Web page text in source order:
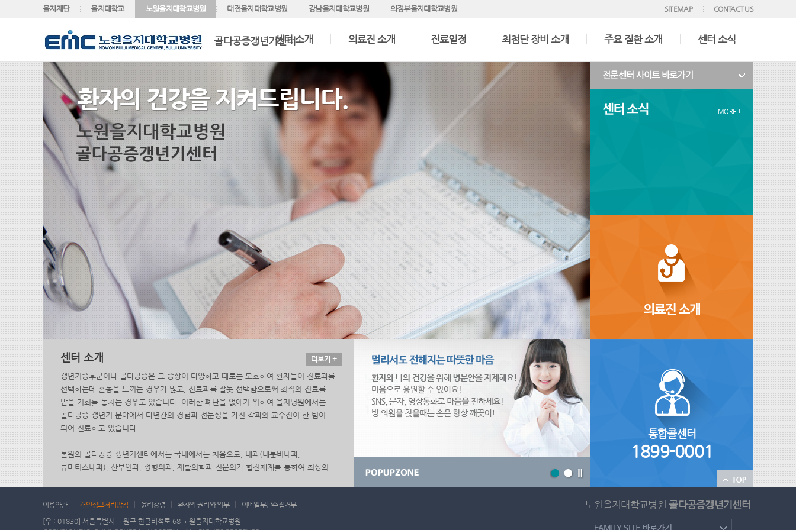
을지재단 을지대학교 노원을지대학교병원 대전을지대학교병원 강남을지대학교병원 의정부을지대학교병원 SITEMAP CONTACT US
골다공증갱년기센터
센터 소개 의료진 소개 진료일정 최첨단 장비 소개 주요 질환 소개 센터 소식
센터 소개
갱년기증후군이나 골다공증은 그 증상이 다양하고 때로는 모호하여 환자들이 진료과를
선택하는데 혼동을 느끼는 경우가 많고, 진료과를 잘못 선택함으로써 최적의 진료를
받을 기회를 놓치는 경우도 있습니다. 이러한 폐단을 없애기 위하여 을지병원에서는
골다공증.갱년기 분야에서 다년간의 경험과 전문성을 가진 각과의 교수진이 한 팀이
되어 진료하고 있습니다.
본원의 골다공증.갱년기센타에서는 국내에서는 처음으로, 내과(내분비내과,
류마티스내과), 산부인과, 정형외과, 재활의학과 전문의가 협진체계를 통하여 최상의
갱년기요실금 등입니다.
더보기 +
전문센터 사이트 바로가기
MORE +
통합콜센터
1899-0001
이용약관 개인정보처리방침 윤리강령 환자의 권리와 의무
이메일무단수집거부
[우 : 01830] 서울특별시 노원구 한글비석로 68 노원을지대학교병원
노원을지대학교병원골다공증갱년기센터